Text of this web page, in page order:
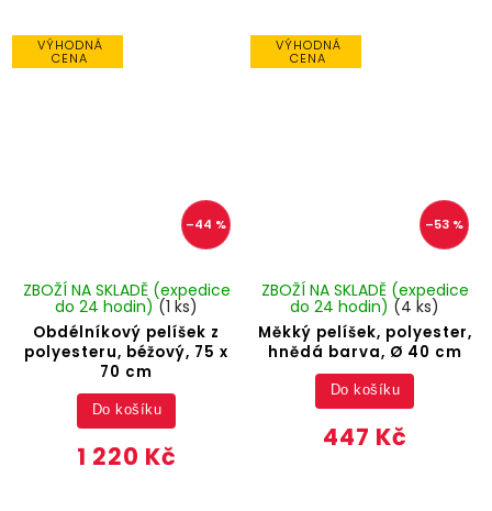
VÝHODNÁ
CENA
–44 %
Obdélníkový pelíšek z
polyesteru, béžový, 75 x
70 cm
ZBOŽÍ NA SKLADĚ (expedice
do 24 hodin)(1 ks)
1 220 Kč
Do košíku
VÝHODNÁ
CENA
–53 %
Měkký pelíšek, polyester,
hnědá barva, Ø 40 cm
ZBOŽÍ NA SKLADĚ (expedice
do 24 hodin) (4 ks)
447 Kč
Do košíku